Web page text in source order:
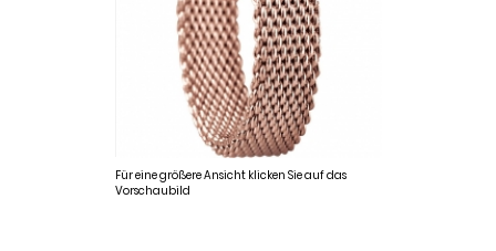
Für eine größere Ansicht klicken Sie auf das
Vorschaubild